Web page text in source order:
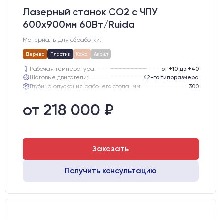
Лазерный станок CO2 c ЧПУ
600х900мм 60Вт/Ruida
Материалы для обработки:
Дерево Пластик Кожа Акрил
Рабочая температура:
от +10 до +40
Шаговые двигатели:
42-го типоразмера
Глубина опускания рабочего стола, мм:
300
Направляющие оси Х:
Точность позиционирования, мм:
от 218 000 ₽
Заказать
Получить консультацию